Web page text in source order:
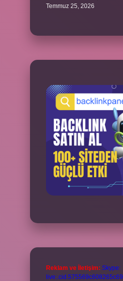
Temmuz 25, 2026
Reklam ve İletişim: Skype:
live:.cid.575569c608265c69